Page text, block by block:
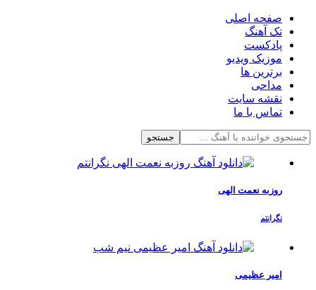
صفحه اصلی
تک آهنگ
پادکست
موزیک ویدیو
برترین ها
مداحی
نقشه سایت
تماس با ما
جستجو
روزبه نعمت الهی
نگرانتم
امیر عظیمی